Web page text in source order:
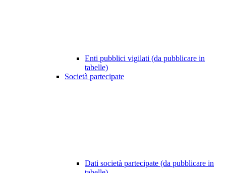
Enti pubblici vigilati (da pubblicare in
tabelle)
Società partecipate
Dati società partecipate (da pubblicare in